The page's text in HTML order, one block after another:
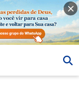
e irrestrito